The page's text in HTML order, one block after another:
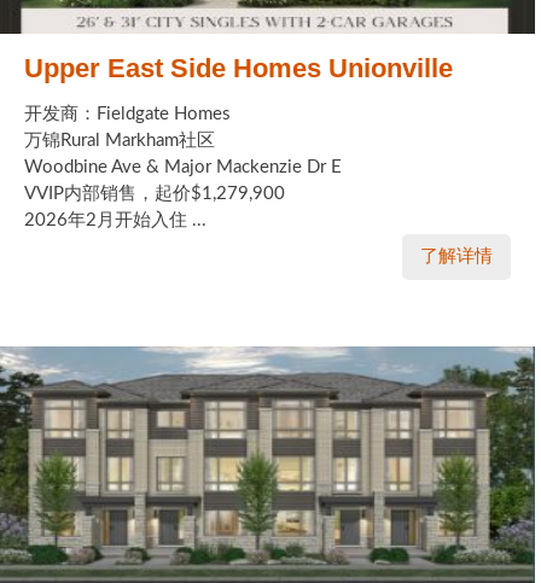
Upper East Side Homes Unionville
开发商：Fieldgate Homes
万锦Rural Markham社区
Woodbine Ave & Major Mackenzie Dr E
VVIP内部销售，起价$1,279,900
2026年2月开始入住 ...
了解详情